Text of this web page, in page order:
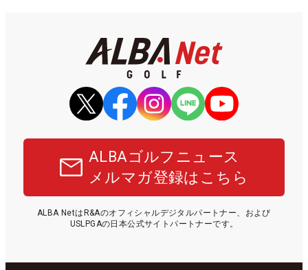
ALBAゴルフニュース
メルマガ登録はこちら
ALBA NetはR&Aのオフィシャルデジタルパートナー、および
USLPGAの日本公式サイトパートナーです。